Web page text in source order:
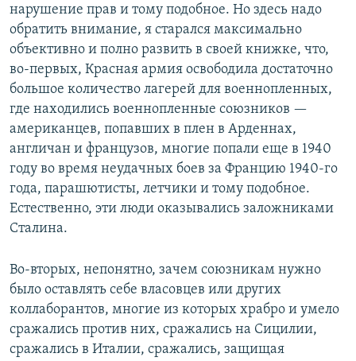
нарушение прав и тому подобное. Но здесь надо
обратить внимание, я старался максимально
объективно и полно развить в своей книжке, что,
во-первых, Красная армия освободила достаточно
большое количество лагерей для военнопленных,
где находились военнопленные союзников —
американцев, попавших в плен в Арденнах,
англичан и французов, многие попали еще в 1940
году во время неудачных боев за Францию 1940-го
года, парашютисты, летчики и тому подобное.
Естественно, эти люди оказывались заложниками
Сталина.
Во-вторых, непонятно, зачем союзникам нужно
было оставлять себе власовцев или других
коллаборантов, многие из которых храбро и умело
сражались против них, сражались на Сицилии,
сражались в Италии, сражались, защищая